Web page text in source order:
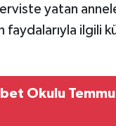
yatan
ilgili
Okulu